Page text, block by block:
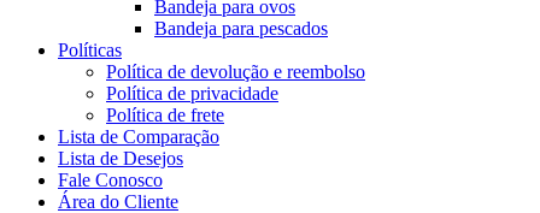
Bandeja para ovos
Bandeja para pescados
Políticas
Política de devolução e reembolso
Política de privacidade
Política de frete
Lista de Comparação
Lista de Desejos
Fale Conosco
Área do Cliente